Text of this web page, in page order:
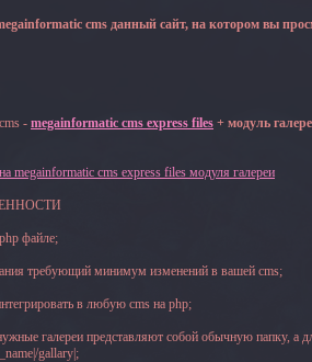
cms данный сайт, на котором вы
- megainformatic cms express files + модуль
megainformatic cms express files модуля галереи
файле;
требующий минимум изменений в вашей cms;
в любую cms на php;
галереи представляют собой обычную папку, а
gallary|;